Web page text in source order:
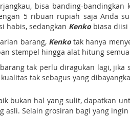
bisa banding-
5 ribuan rupiah saja Anda
habis, sedangkan Kenkobiasa diisi
barang, Kenkotak hanya
stempel hingga alat hitung
tak perlu diragukan lagi,
tak sebagus yang
bukan hal yang sulit, dapatkan
asli. Selain grosiran bagi yang